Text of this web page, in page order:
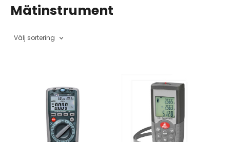
Mätinstrument
Välj sortering